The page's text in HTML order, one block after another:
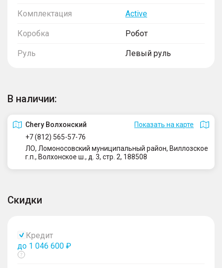
Комплектация Active
Коробка Робот
Руль Левый руль
В наличии:
Сhery Волхонский
Показать на карте
+7 (812) 565-57-76
ЛО, Ломоносовский муниципальный район, Виллозское
г.п., Волхонское ш., д. 3, стр. 2, 188508
Скидки
Кредит
до 1 046 600 ₽
Показать